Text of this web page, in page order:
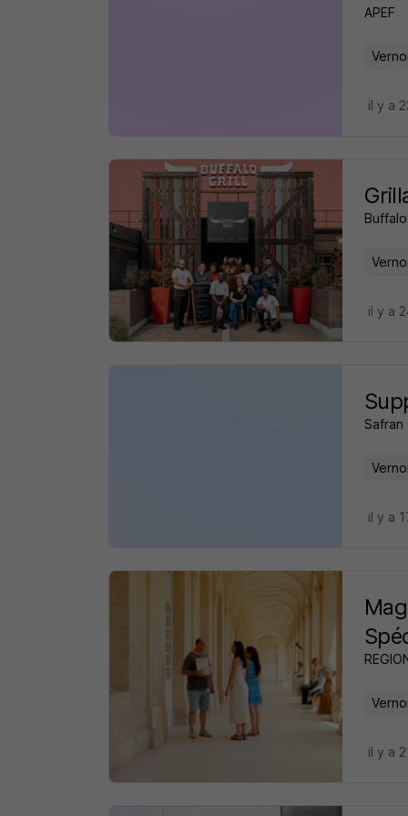
APEF
il y a
il y a
Safran
il y a
il y a